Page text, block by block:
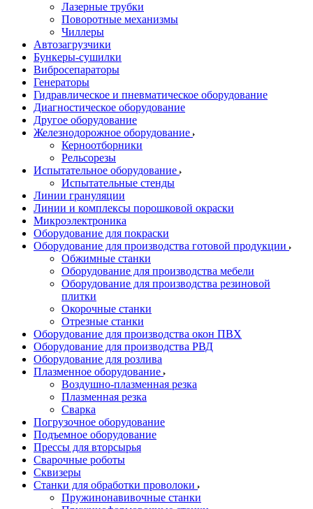
Лазерные трубки
Поворотные механизмы
Чиллеры
Автозагрузчики
Бункеры-сушилки
Вибросепараторы
Генераторы
Гидравлическое и пневматическое оборудование
Диагностическое оборудование
Другое оборудование
Железнодорожное оборудование
Керноотборники
Рельсорезы
Испытательное оборудование
Испытательные стенды
Линии грануляции
Линии и комплексы порошковой окраски
Микроэлектроника
Оборудование для покраски
Оборудование для производства готовой продукции
Обжимные станки
Оборудование для производства мебели
Оборудование для производства резиновой
плитки
Окорочные станки
Отрезные станки
Оборудование для производства окон ПВХ
Оборудование для производства РВД
Оборудование для розлива
Плазменное оборудование
Воздушно-плазменная резка
Плазменная резка
Сварка
Погрузочное оборудование
Подъемное оборудование
Прессы для вторсырья
Сварочные роботы
Сквизеры
Станки для обработки проволоки
Пружинонавивочные станки